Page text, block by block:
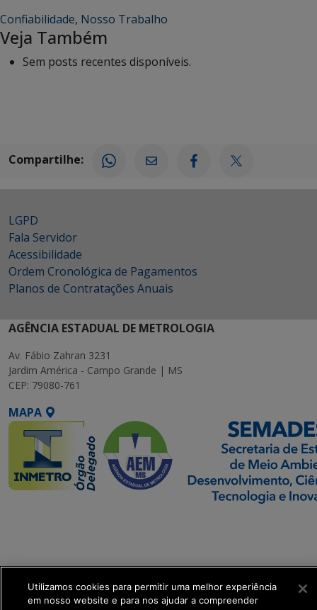
Confiabilidade, Nosso Trabalho
Veja Também
Sem posts recentes disponíveis.
Compartilhe:
LGPD
Fala Servidor
Acessibilidade
Ordem Cronológica de Pagamentos
Planos de Contratações Anuais
AGÊNCIA ESTADUAL DE METROLOGIA
Av. Fábio Zahran 3231
Jardim América - Campo Grande | MS
CEP: 79080-761
MAPA
get_footer();
Utilizamos cookies para permitir uma melhor experiência
em nosso website e para nos ajudar a compreender